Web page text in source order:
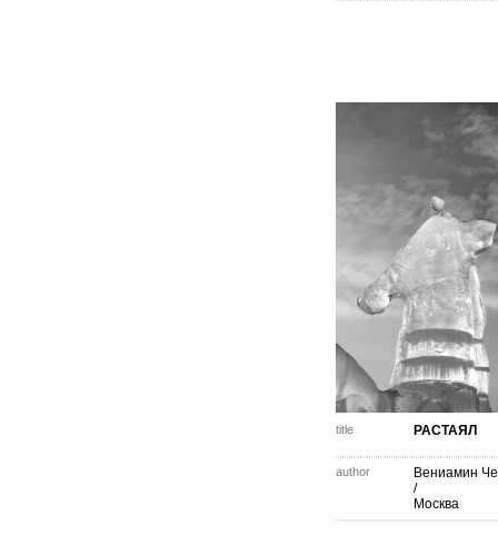
title РАСТАЯЛ
author
Вениамин
/
Москва